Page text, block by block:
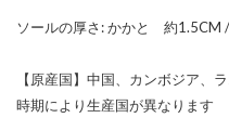
ソールの厚さ: かかと 約
【原産国】中国、カンボジア、
時期により生産国が異なります